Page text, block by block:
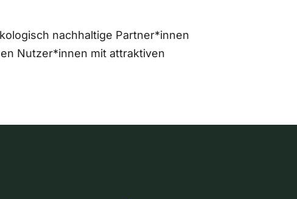
nachhaltige Partner*innen
Nutzer*innen mit attraktiven